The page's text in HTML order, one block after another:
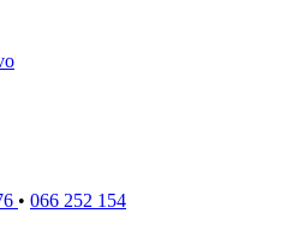
• 066 252 154